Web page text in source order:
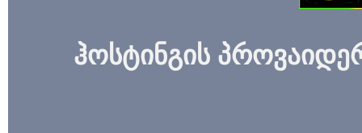
ჰოსტინგის